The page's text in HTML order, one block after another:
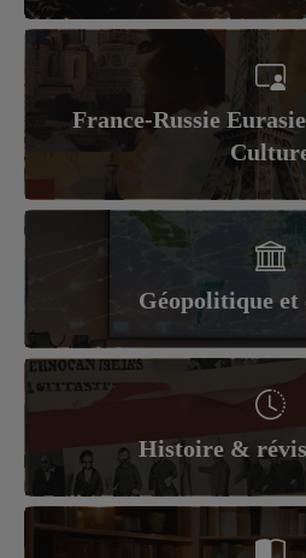
France-Russie
Géopolitique et
Histoire &